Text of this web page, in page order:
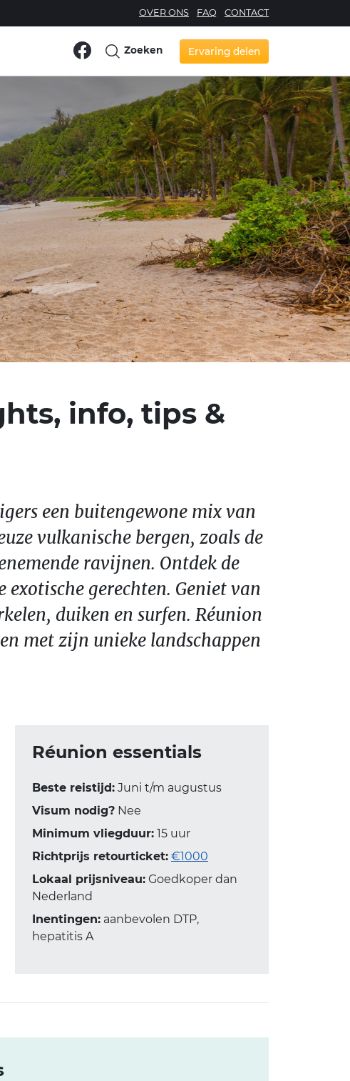
OVER ONS FAQ CONTACT
Zoeken Ervaring delen
info, tips &
een buitengewone mix van
vulkanische bergen, zoals de
ravijnen. Ontdek de
gerechten. Geniet van
duiken en surfen. Réunion
met zijn unieke landschappen
Réunion essentials
Beste reistijd: Juni t/m augustus
Visum nodig? Nee
Minimum vliegduur: 15 uur
Richtprijs retourticket: €1000
Lokaal prijsniveau: Goedkoper dan
Nederland
Inentingen: aanbevolen DTP,
hepatitis A